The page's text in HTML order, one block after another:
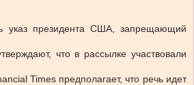
указ президента США, запрещающий
что в рассылке участвовали
Times предполагает, что речь идет